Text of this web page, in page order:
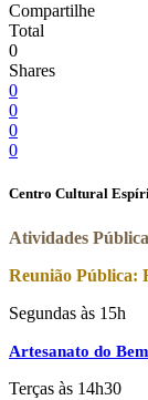
Compartilhe
Total
0
Shares
0
0
0
0
Centro Cultural
Atividades
Reunião Pública:
Segundas às 15h
Artesanato do Bem
Terças às 14h30